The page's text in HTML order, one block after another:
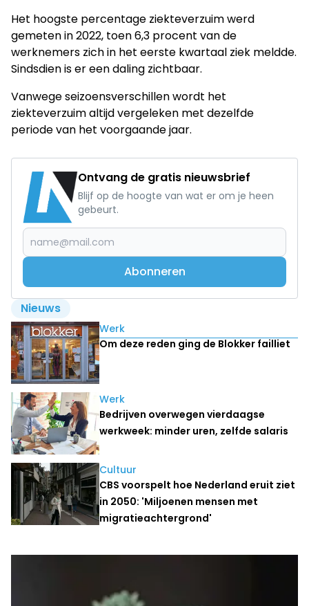
Het hoogste percentage ziekteverzuim werd
gemeten in 2022, toen 6,3 procent van de
werknemers zich in het eerste kwartaal ziek meldde.
Sindsdien is er een daling zichtbaar.
Vanwege seizoensverschillen wordt het
ziekteverzuim altijd vergeleken met dezelfde
periode van het voorgaande jaar.
Ontvang de gratis nieuwsbrief
Blijf op de hoogte van wat er om je heen
gebeurt.
Abonneren
Nieuws
Lees ook
Werk
Om deze reden ging de Blokker failliet
Werk
Bedrijven overwegen vierdaagse
werkweek: minder uren, zelfde salaris
Cultuur
CBS voorspelt hoe Nederland eruit ziet
in 2050: 'Miljoenen mensen met
migratieachtergrond'
Laatste nieuws